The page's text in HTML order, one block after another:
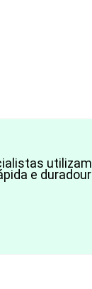
utilizam
e